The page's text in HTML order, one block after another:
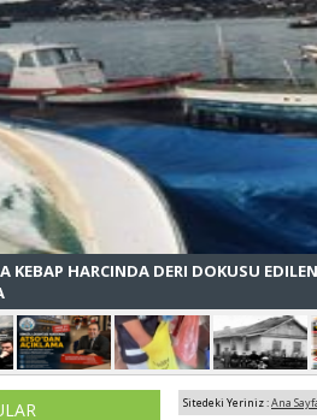
KEBAP HARCINDA DERI DOKUSU
Sitedeki Yeriniz :Ana